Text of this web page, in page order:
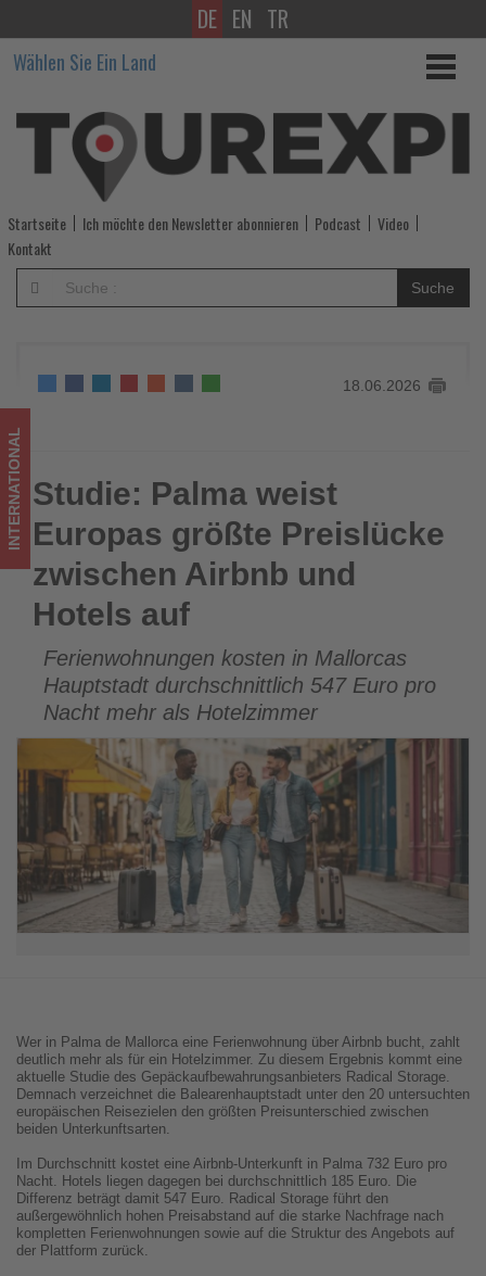
Studie:
Palma
weist
Europas
größte
Preislücke
zwischen
und
Hotels
auf
-
Wissen,
was
im
Tourismus
los
ist!
DE EN TR
Wählen Sie Ein Land
Startseite Ich möchte den Newsletter abonnieren Podcast
Video
Kontakt
Suche
18.06.2026
Studie: Palma weist Europas größte Preislücke zwischen
Airbnb und Hotels auf
INTERNATIONAL Studie: Palma weist
Europas größte Preislücke
zwischen Airbnb und
Hotels auf
Ferienwohnungen kosten in Mallorcas
Hauptstadt durchschnittlich 547 Euro pro
Nacht mehr als Hotelzimmer
Wer in Palma de Mallorca eine Ferienwohnung über Airbnb bucht, zahlt
deutlich mehr als für ein Hotelzimmer. Zu diesem Ergebnis kommt eine
aktuelle Studie des Gepäckaufbewahrungsanbieters Radical Storage.
Demnach verzeichnet die Balearenhauptstadt unter den 20 untersuchten
europäischen Reisezielen den größten Preisunterschied zwischen
beiden Unterkunftsarten.
Im Durchschnitt kostet eine Airbnb-Unterkunft in Palma 732 Euro pro
Nacht. Hotels liegen dagegen bei durchschnittlich 185 Euro. Die
Differenz beträgt damit 547 Euro. Radical Storage führt den
außergewöhnlich hohen Preisabstand auf die starke Nachfrage nach
kompletten Ferienwohnungen sowie auf die Struktur des Angebots auf
der Plattform zurück.